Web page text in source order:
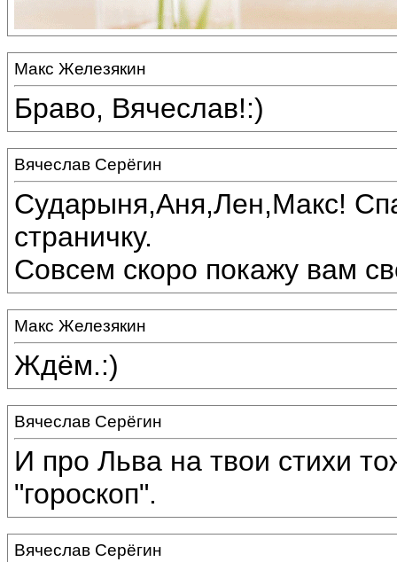
Макс Железякин
Браво, Вячеслав!:)
Вячеслав Серёгин
Сударыня,Аня,Лен,Макс!
страничку.
Совсем скоро покажу вам
Макс Железякин
Ждём.:)
Вячеслав Серёгин
И про Льва на твои стихи
"гороскоп".
Вячеслав Серёгин